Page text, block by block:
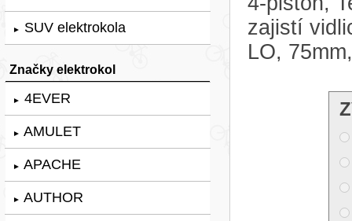
► SUV elektrokola
Značky elektrokol
► 4EVER
► AMULET
► APACHE
► AUTHOR
zajistí
LO,